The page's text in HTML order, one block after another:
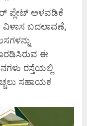
ಅಳವಡಿಕೆ
ವಿಳಾಸ ಬದಲಾವಣೆ,
ಈ
ರಸ್ತೆಯಲ್ಲಿ
ಸಹಾಯಕ